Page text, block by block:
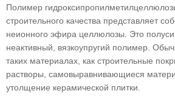
Полимер
строительного качества представляет
неионного эфира целлюлозы. Это
неактивный, вязкоупругий полимер.
таких материалах, как строительные
растворы, самовыравнивающиеся
утолщение керамической плитки.